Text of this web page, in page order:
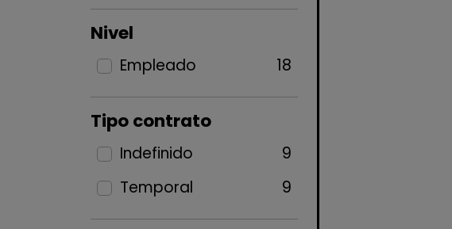
Nivel
Empleado 18
Tipo contrato
Indefinido
9
Temporal
9